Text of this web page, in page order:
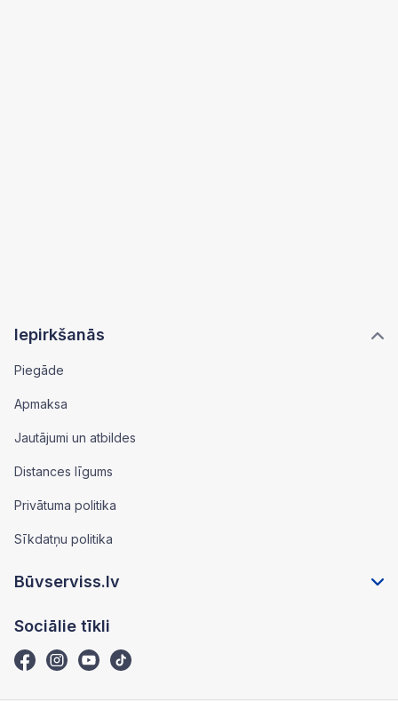
Iepirkšanās
Piegāde
Apmaksa
Jautājumi un atbildes
Distances līgums
Privātuma politika
Sīkdatņu politika
Būvserviss.lv
Sociālie tīkli